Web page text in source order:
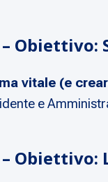
Obiettivo:
vitale (e
e
–